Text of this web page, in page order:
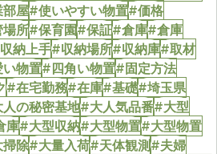
屋#使いやすい物置#価格
所#保育園#保証#倉庫#倉庫
納上手#収納場所#収納庫#取材
物置#四角い物置#固定方法
#在宅勤務#在庫#基礎#埼玉県
の秘密基地#大人気品番#大型
庫#大型収納#大型物置#大型物置
除#大量入荷#天体観測#夫婦